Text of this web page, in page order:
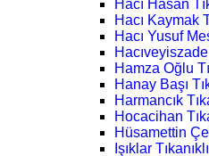
Hacı Hasan
Hacı Kaymak
Hacı Yusuf
Hacıveyiszade
Hamza Oğlu
Hanay Başı
Harmancık
Hocacihan
Hüsamettin
Işıklar